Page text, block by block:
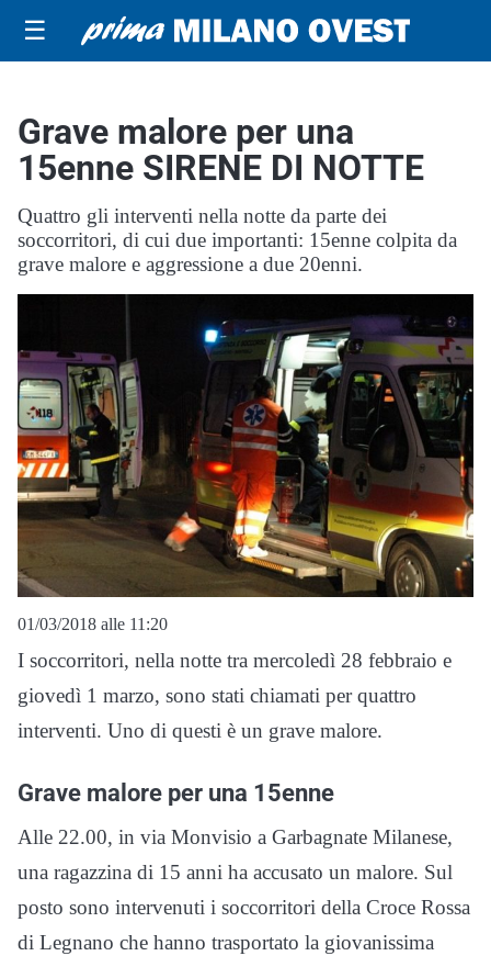
☰
Grave malore per una
15enne SIRENE DI NOTTE
Quattro gli interventi nella notte da parte dei
soccorritori, di cui due importanti: 15enne colpita da
grave malore e aggressione a due 20enni.
01/03/2018 alle 11:20
I soccorritori, nella notte tra mercoledì 28 febbraio e
giovedì 1 marzo, sono stati chiamati per quattro
interventi. Uno di questi è un grave malore.
Grave malore per una 15enne
Alle 22.00, in via Monvisio a Garbagnate Milanese,
una ragazzina di 15 anni ha accusato un malore. Sul
posto sono intervenuti i soccorritori della Croce Rossa
di Legnano che hanno trasportato la giovanissima